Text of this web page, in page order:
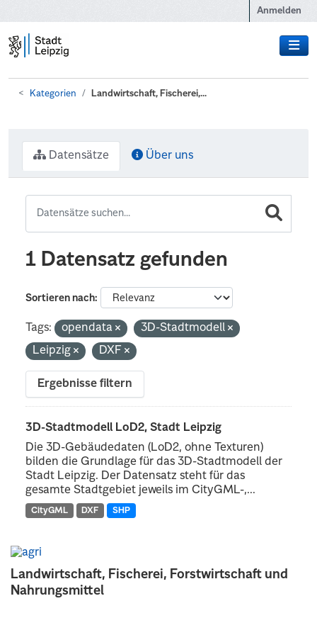
Anmelden
Kategorien Landwirtschaft, Fischerei,...
Landwirtschaft, Fischerei, Forstwirtschaft und
Nahrungsmittel
Datensätze Über uns
1 Datensatz gefunden
Sortieren nach
Tags: opendata
3D-Stadtmodell
Leipzig
DXF
Ergebnisse filtern
3D-Stadtmodell LoD2, Stadt Leipzig
Die 3D-Gebäudedaten (LoD2, ohne Texturen)
bilden die Grundlage für das 3D-Stadtmodell der
Stadt Leipzig. Der Datensatz steht für das
gesamte Stadtgebiet jeweils im CityGML-,...
CityGML DXF SHP